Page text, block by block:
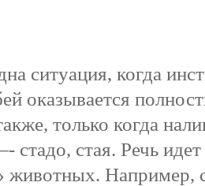
ситуация, когда
оказывается
только когда
стадо, стая. Речь
животных. Например,